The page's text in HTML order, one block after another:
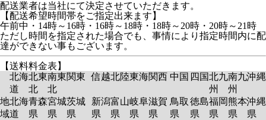
配送業者は当社にて決定させていただきます。
【配送希望時間帯をご指定出来ます】
午前中・14時～16時・16時～18時・18時～20時・20時～21時
ただし時間を指定された場合でも、事情により指定時間内に配
達ができない事もございます。
【送料料金表】
北海
道
北東
北
南東
北
関東 信越北陸東海関西 中国 四国北九
州
南九
州
沖縄
地
域
北海
道
青森
県
宮城
県
茨城
県
新潟
県
富山
県
岐阜
県
滋賀
県
鳥取
県
徳島
県
福岡
県
熊本
県
沖縄
県